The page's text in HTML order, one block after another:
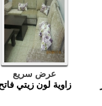
عرض سريع
زاوية لون زيتي